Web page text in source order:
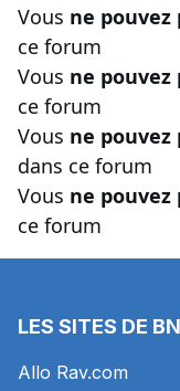
Vous ne pouvez
ce forum
Vous ne pouvez
ce forum
Vous ne pouvez
dans ce forum
Vous ne pouvez
ce forum
LES SITES DE
Allo Rav.com